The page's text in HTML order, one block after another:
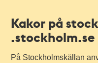
Kakor på
.stockholm.se
På Stockholmskällan